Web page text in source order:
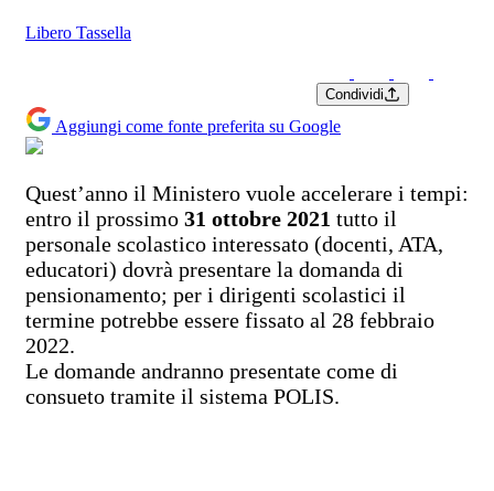
Libero Tassella
Condividi
Aggiungi come fonte preferita su Google
Quest’anno il Ministero vuole accelerare i tempi:
entro il prossimo 31 ottobre 2021 tutto il
personale scolastico interessato (docenti, ATA,
educatori) dovrà presentare la domanda di
pensionamento; per i dirigenti scolastici il
termine potrebbe essere fissato al 28 febbraio
2022.
Le domande andranno presentate come di
consueto tramite il sistema POLIS.